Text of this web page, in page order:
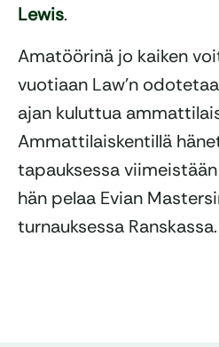
Lewis.
Amatöörinä jo kaiken
vuotiaan Law’n
ajan kuluttua
Ammattilaiskentillä
tapauksessa
hän pelaa Evian
turnauksessa Ranskassa.